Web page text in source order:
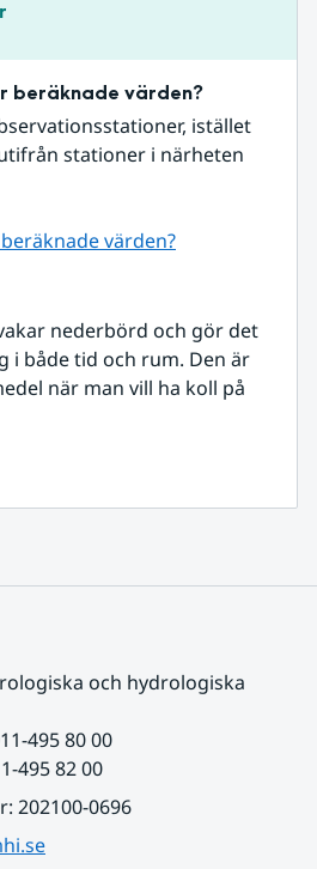
beräknade värden?
istället
stationer i närheten
värden?
nederbörd och gör det
i både tid och rum. Den är
när man vill ha koll på
och hydrologiska
495 80 00
495 82 00
202100-0696